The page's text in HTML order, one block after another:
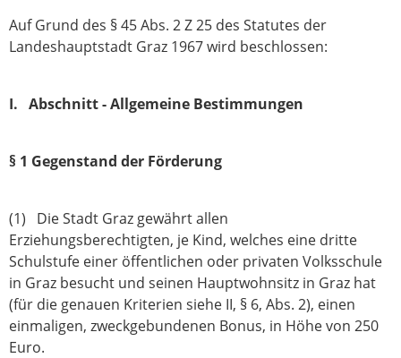
Auf Grund des § 45 Abs. 2 Z 25 des Statutes der
Landeshauptstadt Graz 1967 wird beschlossen:
I. Abschnitt - Allgemeine Bestimmungen
§ 1 Gegenstand der Förderung
(1) Die Stadt Graz gewährt allen
Erziehungsberechtigten, je Kind, welches eine dritte
Schulstufe einer öffentlichen oder privaten Volksschule
in Graz besucht und seinen Hauptwohnsitz in Graz hat
(für die genauen Kriterien siehe II, § 6, Abs. 2), einen
einmaligen, zweckgebundenen Bonus, in Höhe von 250
Euro.